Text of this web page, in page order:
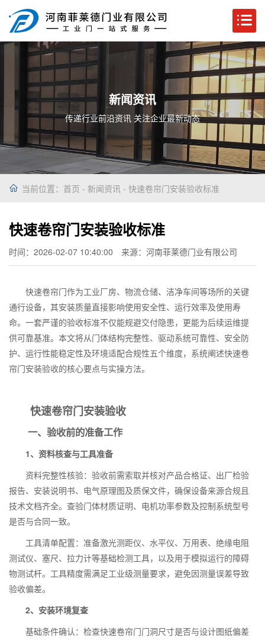
新闻资讯
传递行业前沿资讯 关注企业最新动态
当前位置： 首页 - 新闻资讯 - 快速卷帘门安装验收标准
快速卷帘门安装验收标准
时间：2026-02-07 10:40:00 来源：河南菲莱德门业有限公司
快速卷帘门作为工业厂房、物流仓储、洁净车间等场所的关键
通行设备，其安装质量直接影响使用安全性、运行效率及使用寿
命。一套严谨的验收标准不仅能规避交付隐患，更能为后续运维提
供可靠基准。本文将从门体结构完整性、驱动系统可靠性、安全防
护、运行性能稳定性及环境适配合规性五个维度，系统阐述快速卷
帘门安装验收的核心要点与实操方法。
快速卷帘门安装验收
一、验收前的准备工作
1、资料核查与工具准备
资料完整性核验：验收前需索取并核对产品合格证、出厂检验
报告、安装说明书、电气原理图及质保文件，确保设备来源合规且
技术文档齐全。查验门体材质证明、电机功率参数及控制系统型号
是否与合同一致。
工具清单配置：准备激光测距仪、水平仪、万用表、绝缘电阻
测试仪、塞尺、拉力计等基础检测工具，以及用于模拟运行的障碍
物测试杆。工具精度需满足工业级测量要求，避免因测量误差导致
验收偏差。
2、安装环境复查
基础条件确认：检查快速卷帘门门洞尺寸是否与设计图纸偏差